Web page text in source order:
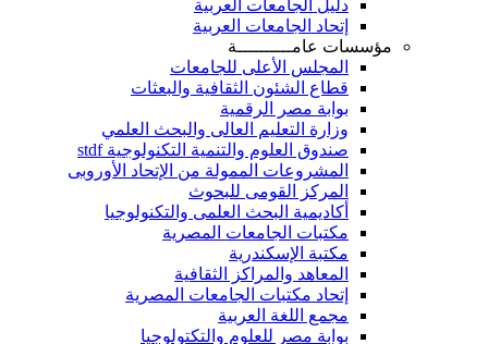
دليل الجامعات العربية
إتحاد الجامعات العربية
مؤسسات عامــــــــــة
المجلس الأعلى للجامعات
قطاع الشئون الثقافية والبعثات
بوابة مصر الرقمية
وزارة التعليم العالى والبحث العلمي
صندوق العلوم والتنمية التكنولوجية stdf
المشروعات الممولة من الإتحاد الأوروبى
المركز القومى للبحوث
أكاديمية البحث العلمى والتكنولوجيا
مكتبات الجامعات المصرية
مكتبة الإسكندرية
المعاهد والمراكز الثقافية
إتحاد مكتبات الجامعات المصرية
مجمع اللغة العربية
بوابة مصر للعلوم والتكتولوجيا